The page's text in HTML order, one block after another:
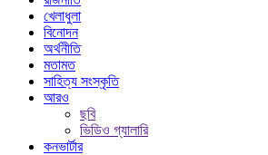
খেলাধুলা
বিনোদন
অর্থনীতি
মতামত
সাহিত্য সংস্কৃতি
আরও
ছবি
ভিডিও গ্যালারি
কনভার্টার